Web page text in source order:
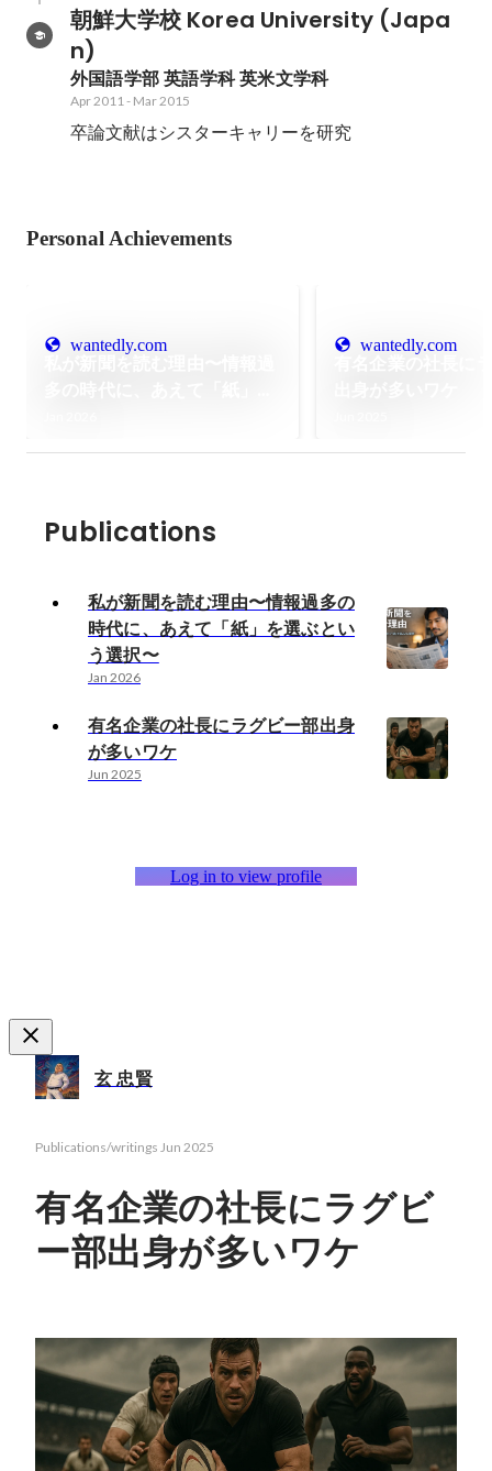
朝鮮大学校 Korea University (Japa
n)
外国語学部 英語学科 英米文学科
Apr 2011 - Mar 2015
卒論文献はシスターキャリーを研究
Personal Achievements
wantedly.com wantedly.com
Publications
私が新聞を読む理由〜情報過多の
時代に、あえて「紙」を選ぶとい
う選択〜
Jan 2026
有名企業の社長にラグビー部出身
が多いワケ
Jun 2025
Log in to view profile
玄 忠賢
Publications/writings Jun 2025
有名企業の社長にラグビ
ー部出身が多いワケ